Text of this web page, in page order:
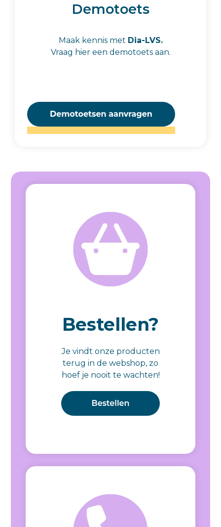
Demotoets
Maak kennis met Dia-LVS.
Vraag hier een demotoets aan.
Bestellen?
Je vindt onze producten
terug in de webshop, zo
hoef je nooit te wachten!